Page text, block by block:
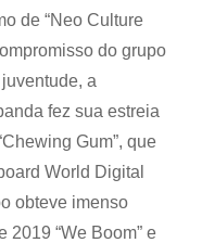
de “Neo Culture
do grupo
a
fez sua estreia
Gum”, que
World Digital
obteve imenso
2019 “We Boom” e